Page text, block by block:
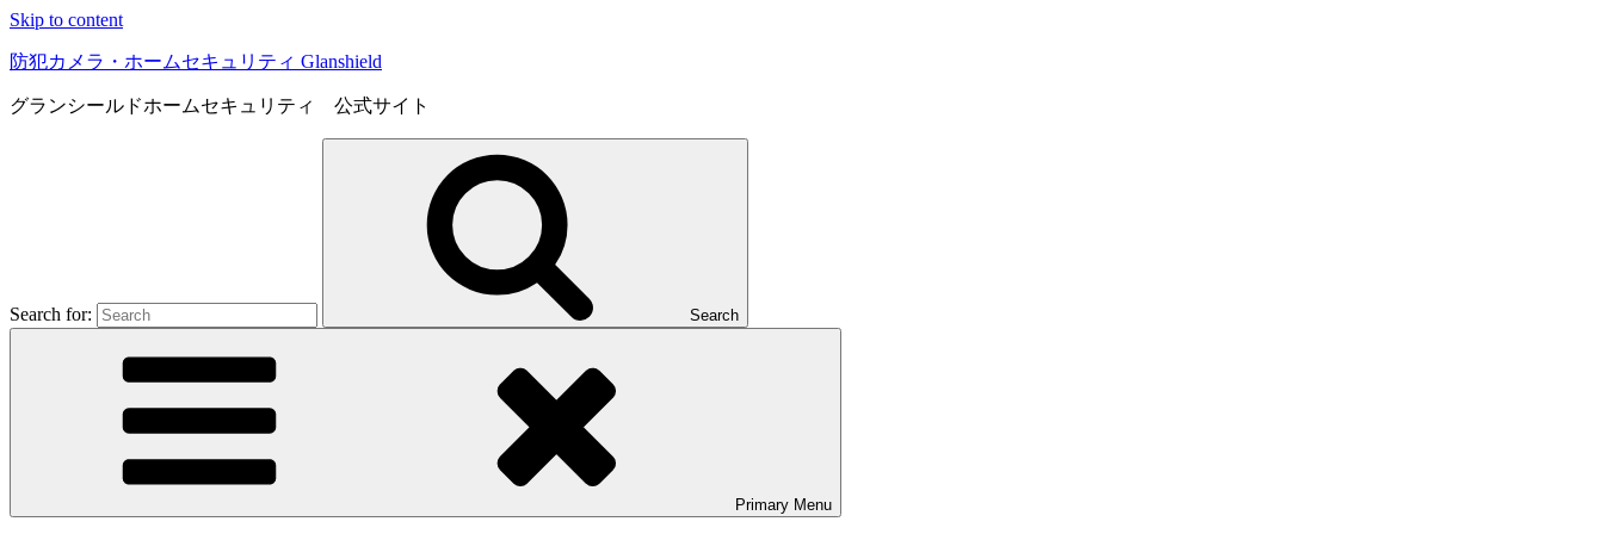
Skip to content
防犯カメラ・ホームセキュリティ Glanshield
グランシールドホームセキュリティ 公式サイト
Search for: Search
Primary Menu